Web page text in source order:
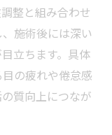
整と組み合わせ
施術後には深い
立ちます。具体
の疲れや倦怠感
質向上につなが